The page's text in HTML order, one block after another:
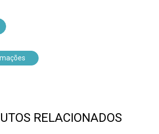
RELACIONADOS